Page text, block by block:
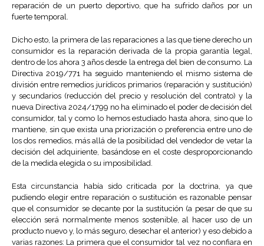
reparación de un puerto deportivo, que ha sufrido daños por un
fuerte temporal.
Dicho esto, la primera de las reparaciones a las que tiene derecho un
consumidor es la reparación derivada de la propia garantía legal,
dentro de los ahora 3 años desde la entrega del bien de consumo. La
Directiva 2019/771 ha seguido manteniendo el mismo sistema de
división entre remedios jurídicos primarios (reparación y sustitución)
y secundarios (reducción del precio y resolución del contrato) y la
nueva Directiva 2024/1799 no ha eliminado el poder de decisión del
consumidor, tal y como lo hemos estudiado hasta ahora, sino que lo
mantiene, sin que exista una priorización o preferencia entre uno de
los dos remedios, más allá de la posibilidad del vendedor de vetar la
decisión del adquiriente, basándose en el coste desproporcionando
de la medida elegida o su imposibilidad.
Esta circunstancia había sido criticada por la doctrina, ya que
pudiendo elegir entre reparación o sustitución es razonable pensar
que el consumidor se decante por la sustitución (a pesar de que su
elección será normalmente menos sostenible, al hacer uso de un
producto nuevo y, lo más seguro, desechar el anterior) y eso debido a
varias razones: La primera que el consumidor tal vez no confiara en